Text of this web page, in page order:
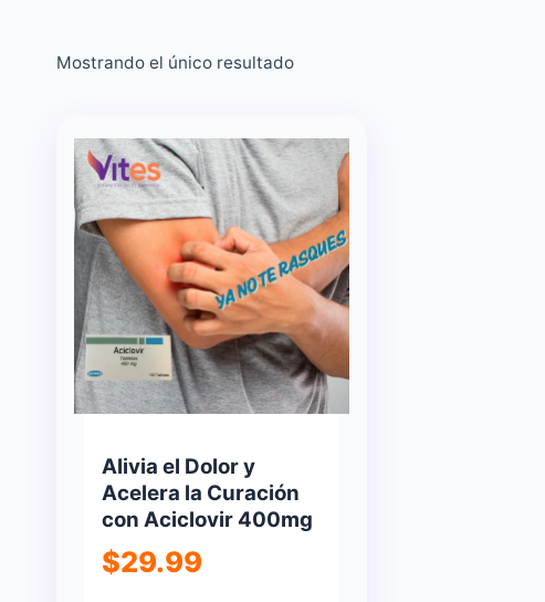
Mostrando el único resultado
Alivia el Dolor y
Acelera la Curación
con Aciclovir 400mg
$29.99